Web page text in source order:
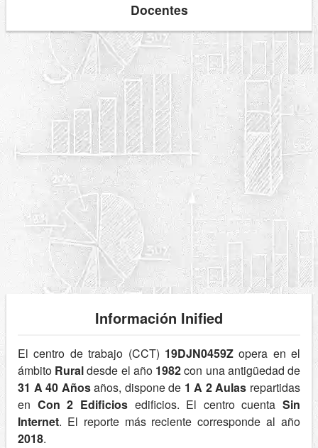
Docentes
Información Inified
El centro de trabajo (CCT) 19DJN0459Zopera en el
ámbito Ruraldesde el año 1982con una antigüedad de
31 A 40 Añosaños, dispone de 1 A 2 Aulas repartidas
en Con 2 Edificiosedificios. El centro cuenta Sin
Internet. El reporte más reciente corresponde al año
2018.